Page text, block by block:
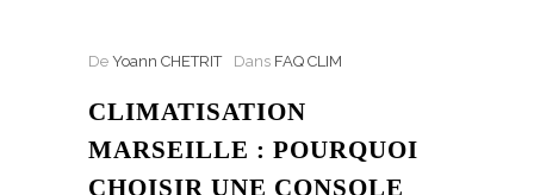
De Yoann CHETRIT Dans FAQ CLIM
CLIMATISATION
MARSEILLE : POURQUOI
CHOISIR UNE CONSOLE